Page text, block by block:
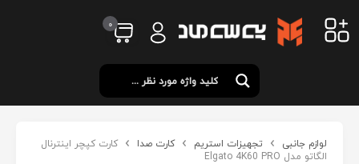
0
لوازم جانبی تجهیزات استریم کارت صدا
کارت کپچر اینترنال
الگاتو مدل Elgato 4K60 PRO